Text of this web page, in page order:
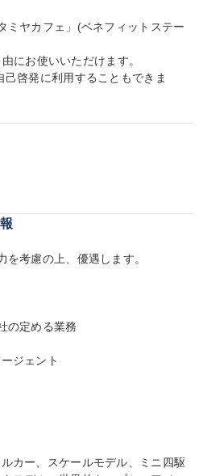
ミヤカフェ」(ベネフィットステー
にお使いいただけます。
啓発に利用することもできま
考慮の上、優遇します。
の定める業務
ジェント
カー、スケールモデル、ミニ四駆